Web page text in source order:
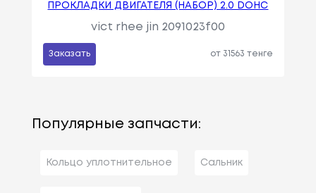
ПРОКЛАДКИ ДВИГАТЕЛЯ (НАБОР) 2.0 DOHC
vict rhee jin 2091023f00
Заказать от 31563 тенге
Популярные запчасти:
Кольцо уплотнительное Сальник